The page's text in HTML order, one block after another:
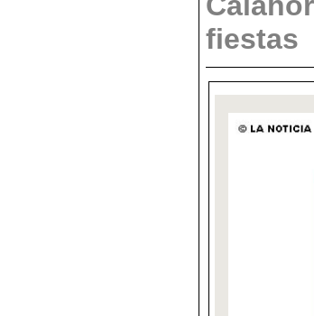
fiestas